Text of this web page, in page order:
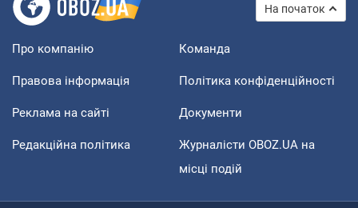
На початок
Про компанію Команда
Правова інформація Політика конфіденційності
Реклама на сайті Документи
Редакційна політика
Журналісти OBOZ.UA на
місці подій